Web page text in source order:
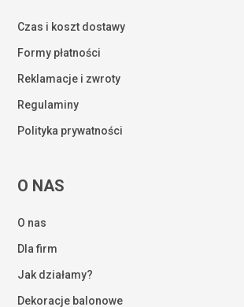
Czas i koszt dostawy
Formy płatności
Reklamacje i zwroty
Regulaminy
Polityka prywatności
O NAS
O nas
Dla firm
Jak działamy?
Dekoracje balonowe